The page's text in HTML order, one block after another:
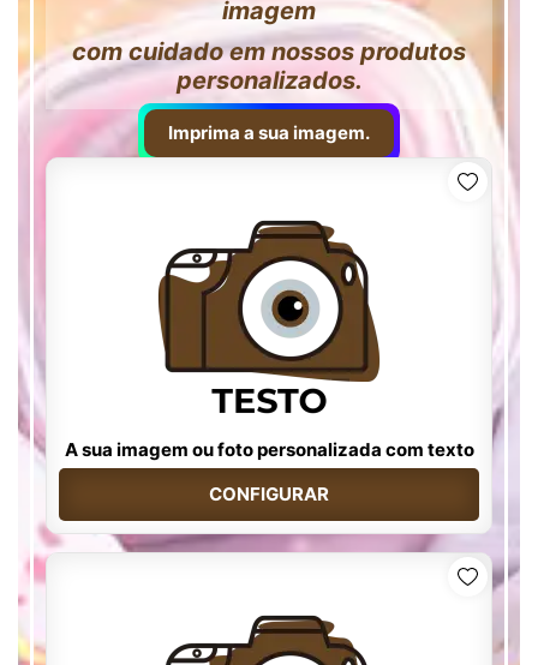
imagem
com cuidado em nossos produtos
personalizados.
Imprima a sua imagem.
A sua imagem ou foto personalizada com texto
CONFIGURAR